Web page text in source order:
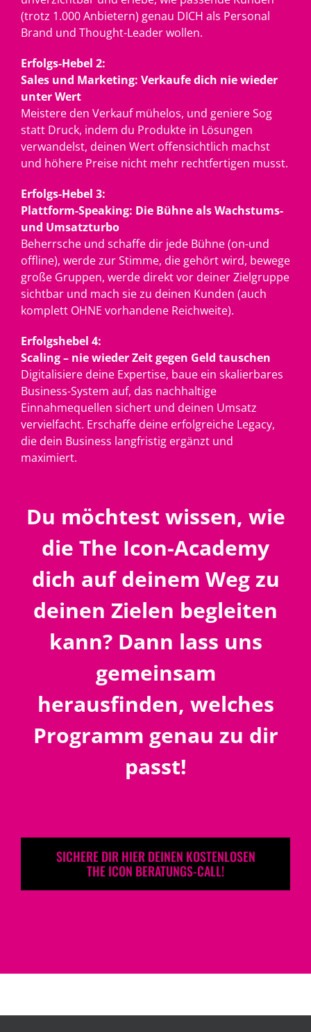
(trotz 1.000 Anbietern) genau DICH als Personal
Brand und Thought-Leader wollen.
Erfolgs-Hebel 2:
Sales und Marketing: Verkaufe dich nie wieder
unter Wert
Meistere den Verkauf mühelos, und geniere Sog
statt Druck, indem du Produkte in Lösungen
verwandelst, deinen Wert offensichtlich machst
und höhere Preise nicht mehr rechtfertigen musst.
Erfolgs-Hebel 3:
Plattform-Speaking: Die Bühne als Wachstums-
und Umsatzturbo
Beherrsche und schaffe dir jede Bühne (on-und
offline), werde zur Stimme, die gehört wird, bewege
große Gruppen, werde direkt vor deiner Zielgruppe
sichtbar und mach sie zu deinen Kunden (auch
komplett OHNE vorhandene Reichweite).
Erfolgshebel 4:
Scaling – nie wieder Zeit gegen Geld tauschen
Digitalisiere deine Expertise, baue ein skalierbares
Business-System auf, das nachhaltige
Einnahmequellen sichert und deinen Umsatz
vervielfacht. Erschaffe deine erfolgreiche Legacy,
die dein Business langfristig ergänzt und
maximiert.
Du möchtest wissen, wie
die The Icon-Academy
dich auf deinem Weg zu
deinen Zielen begleiten
kann? Dann lass uns
gemeinsam
herausfinden, welches
Programm genau zu dir
passt!
SICHERE DIR HIER DEINEN KOSTENLOSEN
THE ICON BERATUNGS-CALL!